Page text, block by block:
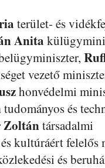
terület- és
Anita
vezető
honvédelmi
tudományos és
társadalmi
kultúráért felelős
és